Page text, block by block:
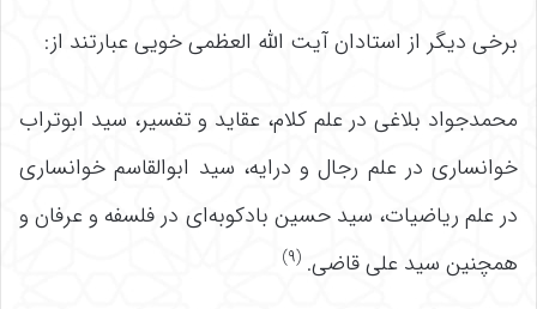
برخی دیگر از استادان آیت الله العظمی خویی عبارتند از:
محمدجواد بلاغی در علم کلام، عقاید و تفسیر، سید ابوتراب
خوانساری در علم رجال و درایه، سید ابوالقاسم خوانساری
در علم ریاضیات، سید حسین بادکوبه‌ای در فلسفه و عرفان و
همچنین سید علی قاضی. (۹)